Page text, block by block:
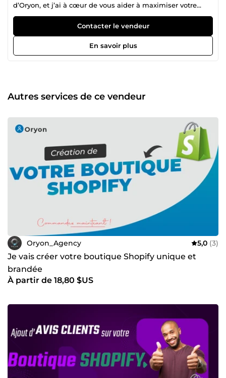
d’Oryon, et j’ai à cœur de vous aider à maximiser votre
potentiel en ligne. Avec une solide expérience dans le
domaine du e-commerce, je m’engage à guider les
entrepreneurs ambitieux et les agences créatives dans la
création de sites web performants et l’élaboration de
tunnels de vente à la conversion optimale. Mon
digitales percutantes, Convertir vos visiteurs en clients
fidèles, Maximiser vos revenus avec des solutions sur
m’investis pleinement pour comprendre vos besoins, vos
ambitions, et concevoir une expérience en ligne qui reflète
parfaitement l’essence de votre marque. Prêt à booster
votre activité en ligne ? Contactez-moi dès aujourd’hui, et
ensemble, construisons des solutions digitales innovantes
qui vous propulseront vers de nouveaux horizons. À très
vite pour écrire ensemble votre prochain grand succès ! 🤝
Contacter le vendeur
En savoir plus
Autres services de ce vendeur
Oryon_Agency 5,0 (3)
Je vais créer votre boutique Shopify unique et
brandée
À partir de 18,80 $US